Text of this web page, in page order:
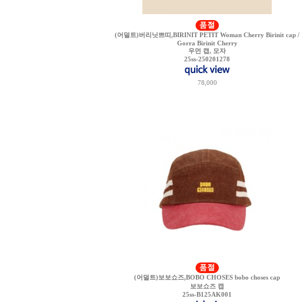
(어덜트)버리닛쁘띠,BIRINIT PETIT Woman Cherry Birinit cap /
Gorra Birinit Cherry
우먼 캡, 모자
25ss-250201278
78,000
(어덜트)보보쇼즈,BOBO CHOSES bobo choses cap
보보쇼즈 캡
25ss-B125AK001